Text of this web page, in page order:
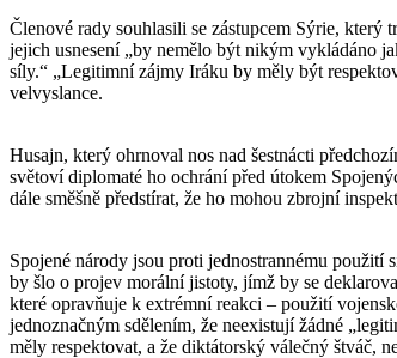
Členové rady souhlasili se zástupcem Sýrie, který
jejich usnesení „by nemělo být nikým vykládáno
síly.“ „Legitimní zájmy Iráku by měly být
velvyslance.
Husajn, který ohrnoval nos nad šestnácti
světoví diplomaté ho ochrání před útokem
dále směšně předstírat, že ho mohou zbrojní
Spojené národy jsou proti jednostrannému použití
by šlo o projev morální jistoty, jímž by se
které opravňuje k extrémní reakci – použití
jednoznačným sdělením, že neexistují žádné
měly respektovat, a že diktátorský válečný štváč,